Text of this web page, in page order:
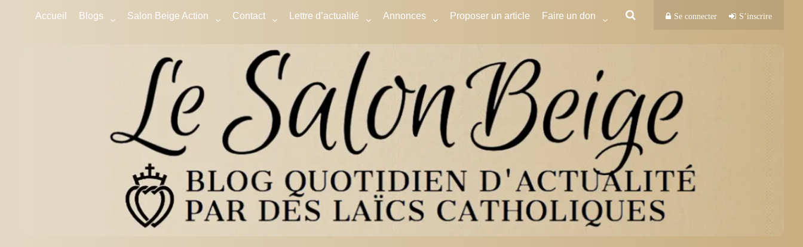
Accueil Blogs Salon Beige Action Contact Lettre d’actualité Annonces Proposer un article Faire un don Se connecter S’inscrire